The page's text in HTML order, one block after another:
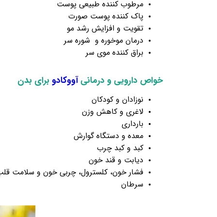
مرطوب کننده طبیعی پوست
پاک کننده پوست صورت
تقویت و افزایش رشد مو
درمان موخوره و شوره سر
براق کننده موی سر
خواص دارویی و درمانی آووکادو برای بدن
نوزادان و کودکان
لاغری و کاهش وزن
بارداری
معده و دستگاه گوارش
کبد و کبد چرب
دیابت و قند خون
فشار خون، کلسترول، چربی خون و سلامت
سرطان